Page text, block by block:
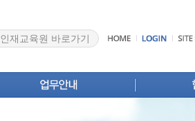
인재교육원 바로가기